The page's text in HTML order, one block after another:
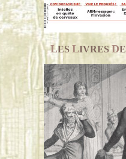
LES LIVRESDE